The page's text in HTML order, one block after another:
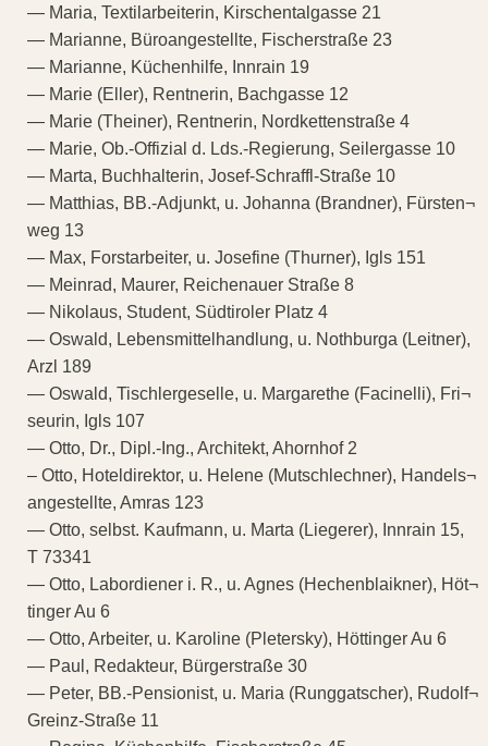
— Maria, Textilarbeiterin, Kirschentalgasse 21
— Marianne, Büroangestellte, Fischerstraße 23
— Marianne, Küchenhilfe, Innrain 19
— Marie (Eller), Rentnerin, Bachgasse 12
— Marie (Theiner), Rentnerin, Nordkettenstraße 4
— Marie, Ob.-Offizial d. Lds.-Regierung, Seilergasse 10
— Marta, Buchhalterin, Josef-Schraffl-Straße 10
— Matthias, BB.-Adjunkt, u. Johanna (Brandner), Fürsten¬
weg 13
— Max, Forstarbeiter, u. Josefine (Thurner), Igls 151
— Meinrad, Maurer, Reichenauer Straße 8
— Nikolaus, Student, Südtiroler Platz 4
— Oswald, Lebensmittelhandlung, u. Nothburga (Leitner),
Arzl 189
— Oswald, Tischlergeselle, u. Margarethe (Facinelli), Fri¬
seurin, Igls 107
— Otto, Dr., Dipl.-Ing., Architekt, Ahornhof 2
– Otto, Hoteldirektor, u. Helene (Mutschlechner), Handels¬
angestellte, Amras 123
— Otto, selbst. Kaufmann, u. Marta (Liegerer), Innrain 15,
T 73341
— Otto, Labordiener i. R., u. Agnes (Hechenblaikner), Höt¬
tinger Au 6
— Otto, Arbeiter, u. Karoline (Pletersky), Höttinger Au 6
— Paul, Redakteur, Bürgerstraße 30
— Peter, BB.-Pensionist, u. Maria (Runggatscher), Rudolf¬
Greinz-Straße 11